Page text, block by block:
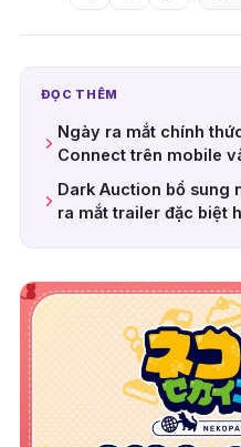
ĐỌC THÊM
Ngày ra mắt chính
Connect trên mobile
Dark Auction bổ sung
ra mắt trailer đặc biệt